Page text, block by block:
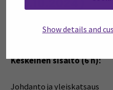
Show details and
mekaaniseen
Keskeinen sisältö (6 h):
Johdanto ja yleiskatsaus